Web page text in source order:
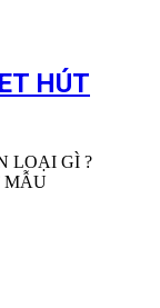
HÚT
LOẠI GÌ ?
MẪU